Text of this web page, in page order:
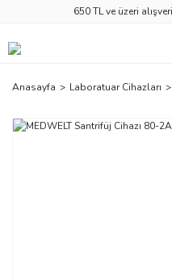
650 TL ve üzeri
Anasayfa Laboratuar Cihazları